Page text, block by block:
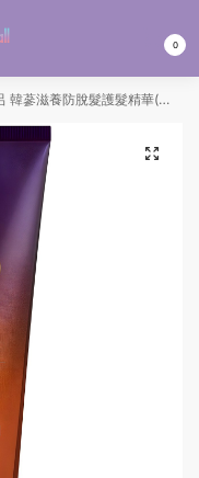
0
蔘滋養防脫髮護髮精華(深紫) 330ML